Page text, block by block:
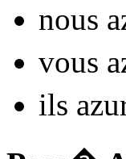
nous
vous
ils